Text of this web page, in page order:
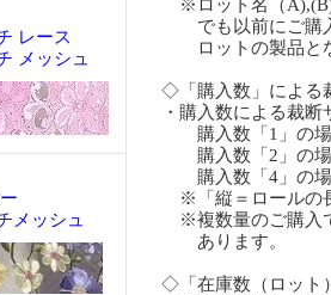
レース
メッシュ
メッシュ
※ロット名（
でも以前にご購入
ロットの製品とな
◇「購入数」による
・購入数による裁断
購入数「1」の場
購入数「2」の場
購入数「4」の場
※「縦＝ロールの
※複数量のご購入
あります。
◇「在庫数（ロット